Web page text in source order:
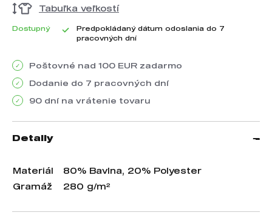
Tabuľka veľkostí
Dostupný
Predpokládaný dátum odoslania do 7
pracovných dní
Poštovné nad 100 EUR zadarmo
Dodanie do 7 pracovných dní
90 dní na vrátenie tovaru
Detaily
Materiál
80% Bavlna, 20% Polyester
Gramáž
280 g/m²